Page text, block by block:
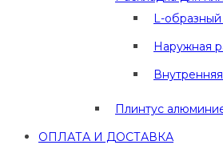
L-
Наружная
Плинтус
ОПЛАТА И ДОСТАВКА